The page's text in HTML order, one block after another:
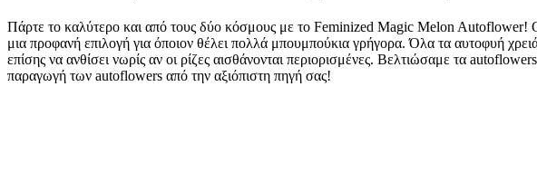
Πάρτε το καλύτερο και από τους δύο κόσμους με το Feminized Magic Melon Autoflower!
μια προφανή επιλογή για όποιον θέλει πολλά μπουμπούκια γρήγορα. Όλα τα αυτοφυή
επίσης να ανθίσει νωρίς αν οι ρίζες αισθάνονται περιορισμένες. Βελτιώσαμε τα
παραγωγή των autoflowers από την αξιόπιστη πηγή σας!